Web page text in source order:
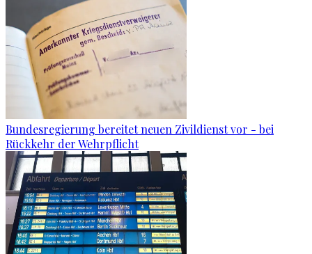
Bundesregierung bereitet neuen Zivildienst vor - bei
Rückkehr der Wehrpflicht